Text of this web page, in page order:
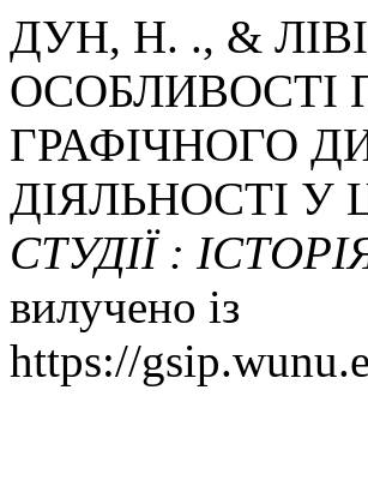
ДУН, Н. ., &
ОСОБЛИВОСТІ
ГРАФІЧНОГО
ДІЯЛЬНОСТІ
СТУДІЇ :
вилучено із
https://